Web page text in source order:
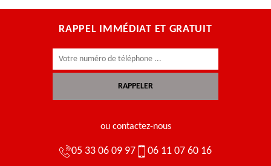
RAPPEL IMMÉDIAT ET GRATUIT
ou contactez-nous
05 33 06 09 97 06 11 07 60 16